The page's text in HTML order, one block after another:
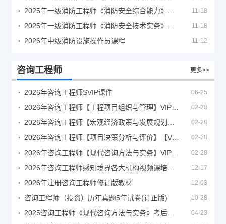
11-18
11-18
2026年中级消防设施操作员课程 11-12
咨询工程师 更多>>
2026年咨询工程师SVIP课件 06-25
02-28
02-28
02-28
02-28
12-17
2026年注册咨询工程师修订版教材 12-03
咨询工程师（投资）历年真题5年试卷(订正版) 10-28
04-23